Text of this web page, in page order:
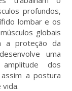
profundos,
lombar e os
globais
a proteção da
uma
dos
a postura